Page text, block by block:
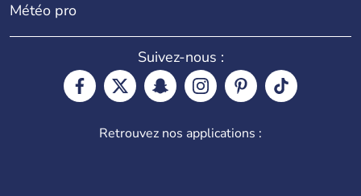
Météo pro
Suivez-nous :
Retrouvez nos applications :